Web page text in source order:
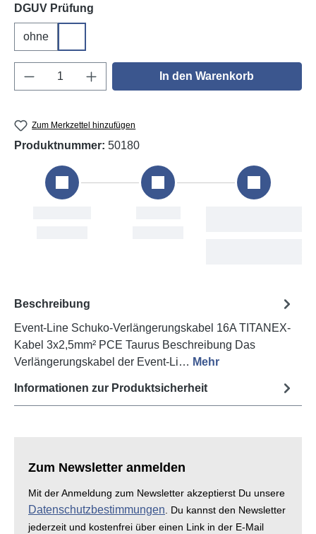
DGUV Prüfung
ohne
Produkt Anzahl: Gib den gewünschten
In den Warenkorb
Zum Merkzettel hinzufügen
Produktnummer: 50180
Beschreibung
Event-Line Schuko-Verlängerungskabel 16A TITANEX-
Kabel 3x2,5mm² PCE Taurus Beschreibung Das
Verlängerungskabel der Event-Li… Mehr
Informationen zur Produktsicherheit
Zum Newsletter anmelden
Mit der Anmeldung zum Newsletter akzeptierst Du unsere
Datenschutzbestimmungen . Du kannst den Newsletter
jederzeit und kostenfrei über einen Link in der E-Mail